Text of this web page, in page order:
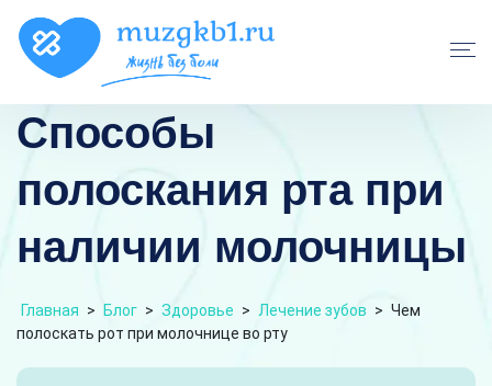
Способы
полоскания рта при
наличии молочницы
Главная > Блог > Здоровье > Лечение зубов > Чем
полоскать рот при молочнице во рту